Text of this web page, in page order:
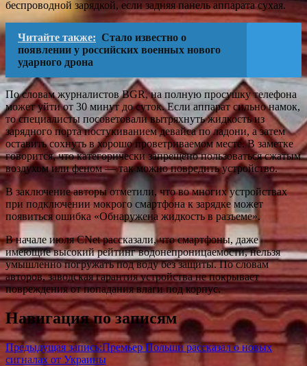
беспроводной зарядкой, если задняя панель аппарата сухая.
Читайте также: Стало известно о
появлении у российских военных нового
ударного дрона
По словам журналистов BGR, на полную просушку телефона
может уйти от 30 минут до суток. Если аппарат сильно намок,
то специалисты посоветовали вытряхнуть жидкость из
зарядного порта постукиванием девайса по ладони, а затем
оставить сохнуть в хорошо проветриваемом месте. В заметке
говорится, что категорически запрещено пользоваться сжатым
воздухом или феном — так можно повредить устройство.
В заключение авторы отметили, что во многих устройствах
при подключении мокрого смартфона к зарядке может
появиться ошибка «Обнаружена жидкость в разъеме».
В начале июля CNet рассказали, что смартфоны, даже
имеющие высокий рейтинг водонепроницаемости, нельзя
умышленно погружать под воду без защиты. По словам
авторов, заводская гарантия устройства не покрывает
повреждения от попадания влаги под корпус.
Навигация по записям
Предыдущая запись:Премьер Польши рассказал о новых
сигналах от Украины